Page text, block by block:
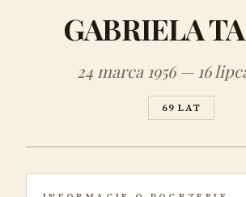
GABRIELA
24 marca 1956 — 16
69 LAT